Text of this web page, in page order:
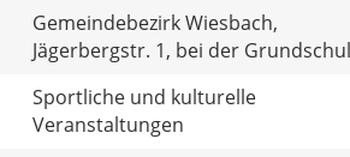
Gemeindebezirk Wiesbach,
Jägerbergstr. 1, bei der
Sportliche und kulturelle
Veranstaltungen